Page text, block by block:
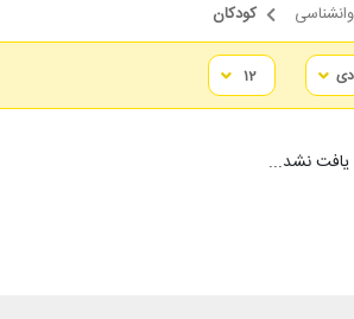
کودکان
یافت نشد...